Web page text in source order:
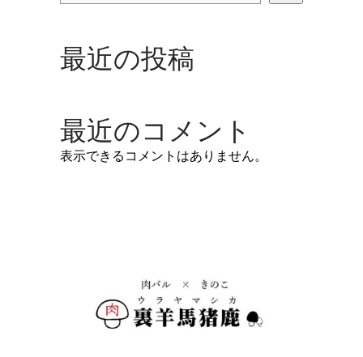
最近の投稿
最近のコメント
表示できるコメントはありません。